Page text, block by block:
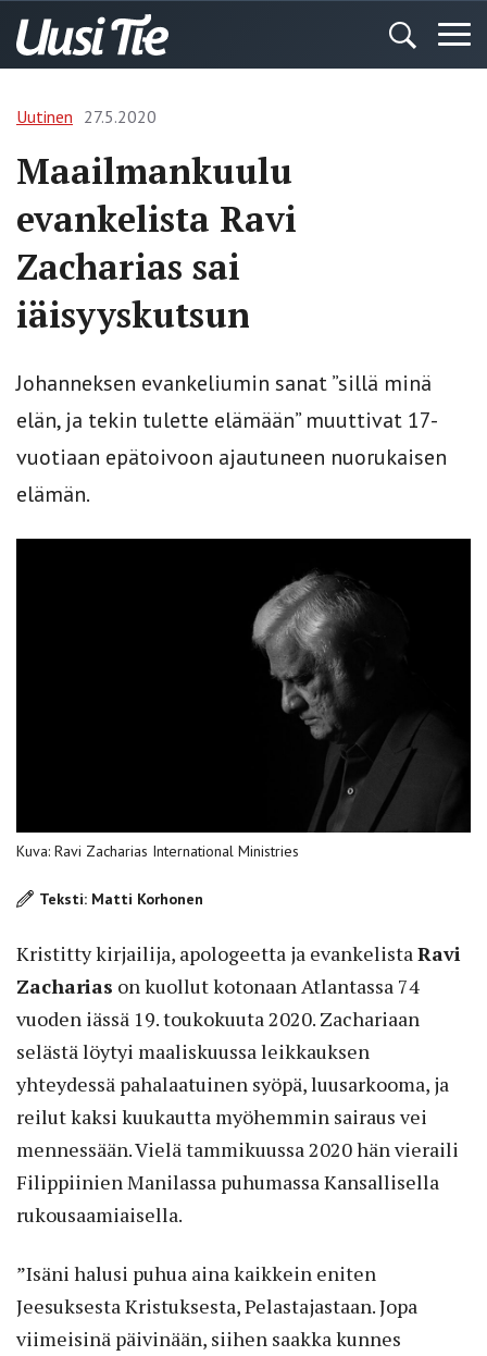
Uutinen 27.5.2020
Maailmankuulu
evankelista Ravi
Zacharias sai
iäisyyskutsun
Johanneksen evankeliumin sanat ”sillä minä
elän, ja tekin tulette elämään” muuttivat 17-
vuotiaan epätoivoon ajautuneen nuorukaisen
elämän.
Kuva: Ravi Zacharias International Ministries
Teksti: Matti Korhonen
Kristitty kirjailija, apologeetta ja evankelista Ravi
Zacharias on kuollut kotonaan Atlantassa 74
vuoden iässä 19. toukokuuta 2020. Zachariaan
selästä löytyi maaliskuussa leikkauksen
yhteydessä pahalaatuinen syöpä, luusarkooma, ja
reilut kaksi kuukautta myöhemmin sairaus vei
mennessään. Vielä tammikuussa 2020 hän vieraili
Filippiinien Manilassa puhumassa Kansallisella
rukousaamiaisella.
”Isäni halusi puhua aina kaikkein eniten
Jeesuksesta Kristuksesta, Pelastajastaan. Jopa
viimeisinä päivinään, siihen saakka kunnes